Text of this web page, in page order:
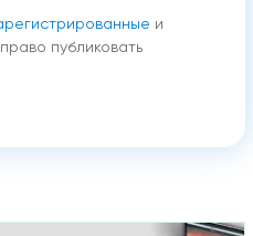
и
публиковать